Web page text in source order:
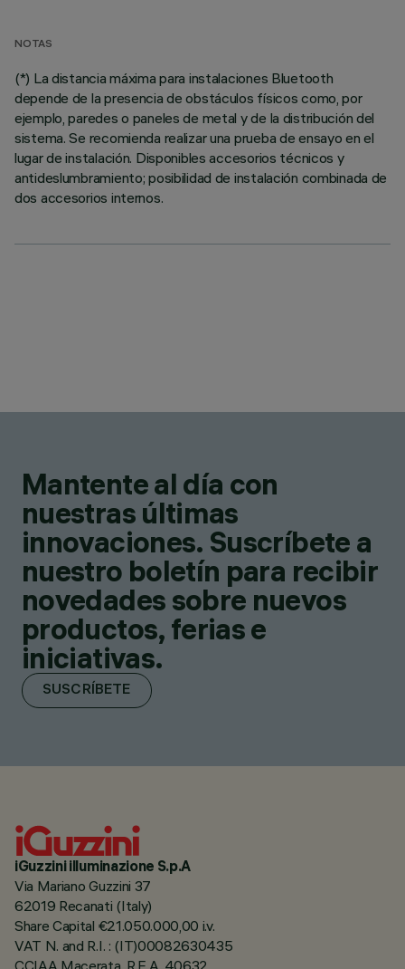
NOTAS
(*) La distancia máxima para instalaciones Bluetooth
depende de la presencia de obstáculos físicos como, por
ejemplo, paredes o paneles de metal y de la distribución del
sistema. Se recomienda realizar una prueba de ensayo en el
lugar de instalación. Disponibles accesorios técnicos y
antideslumbramiento; posibilidad de instalación combinada de
dos accesorios internos.
Mantente al día con
nuestras últimas
innovaciones. Suscríbete a
nuestro boletín para recibir
novedades sobre nuevos
productos, ferias e
iniciativas.
SUSCRÍBETE
iGuzzini illuminazione S.p.A
Via Mariano Guzzini 37
62019 Recanati (Italy)
Share Capital €21.050.000,00 i.v.
VAT N. and R.I. : (IT)00082630435
CCIAA Macerata, R.E.A. 40632